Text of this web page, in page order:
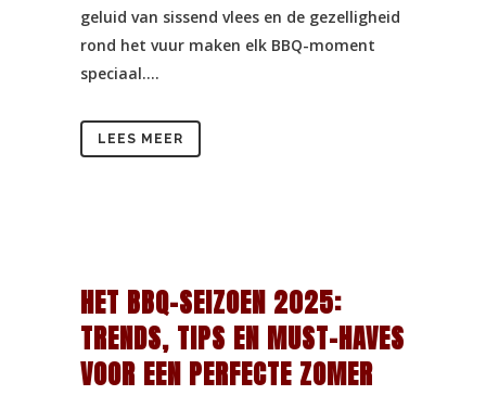
geluid van sissend vlees en de gezelligheid
rond het vuur maken elk BBQ-moment
speciaal....
LEES MEER
HET BBQ-SEIZOEN 2025:
TRENDS, TIPS EN MUST-HAVES
VOOR EEN PERFECTE ZOMER